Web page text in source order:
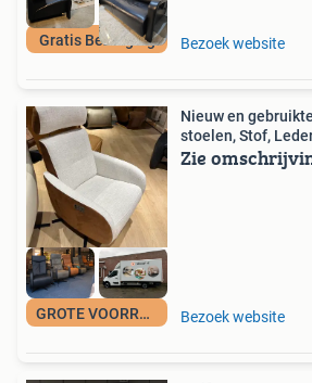
Gratis Bezorging Bezoek website
GROTE VOORRAAD
Nieuw en
stoelen, Stof,
Zie
Bezoek website